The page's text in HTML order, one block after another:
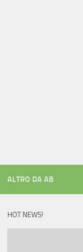
ALTRO DA AB
HOT NEWS!